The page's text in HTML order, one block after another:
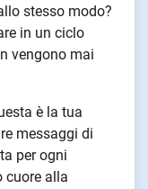
stesso modo?
in un ciclo
vengono mai
è la tua
messaggi di
per ogni
cuore alla